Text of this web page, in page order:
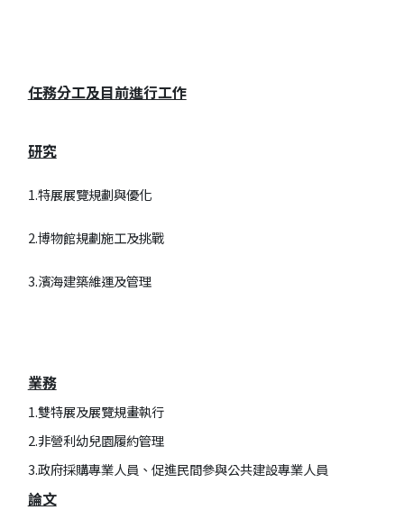
任務分工及目前進行工作
研究
1.特展展覽規劃與優化
2.博物館規劃施工及挑戰
3.濱海建築維運及管理
業務
1.雙特展及展覽規畫執行
2.非營利幼兒園履約管理
3.政府採購專業人員、促進民間參與公共建設專業人員
論文